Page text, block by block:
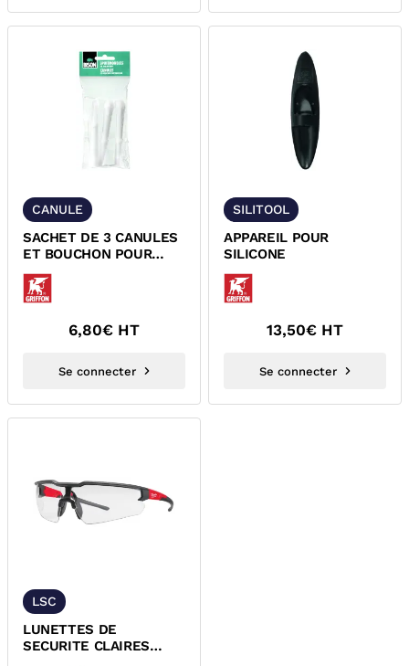
CANULE
SACHET DE 3 CANULES
ET BOUCHON POUR
CARTOUCHE TYPE
SILICONE
6,80€ HT
Se connecter
SILITOOL
APPAREIL POUR
SILICONE
13,50€ HT
Se connecter
LSC
LUNETTES DE
SECURITE CLAIRES